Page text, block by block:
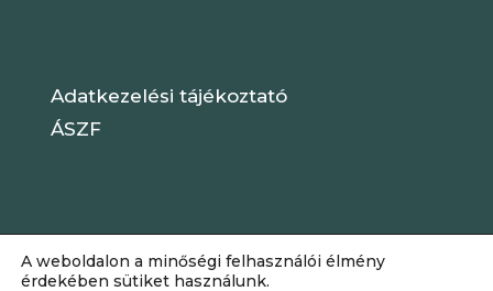
Adatkezelési tájékoztató
ÁSZF
A weboldalon a minőségi felhasználói élmény
érdekében sütiket használunk.